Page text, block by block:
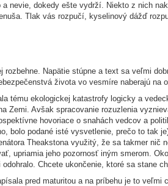
a nevie, dokedy ešte vydrží. Niekto z nich
Tlak vás rozpučí, kyselinový dážď
rozbehne. Napätie stúpne a text sa veľmi
života vo vesmíre naberajú
tému ekologickej katastrofy logicky a
Zemi. Avšak spracovanie rozuzlenia
hovoriace o snahách vedcov a
bolo podané isté vysvetlenie, prečo to tak
Theakstona využitý, že sa takmer
upriamia jeho pozornosť iným smerom.
Chcete ukončenie, ktoré sa stane
pred maturitou a na príbehu je to